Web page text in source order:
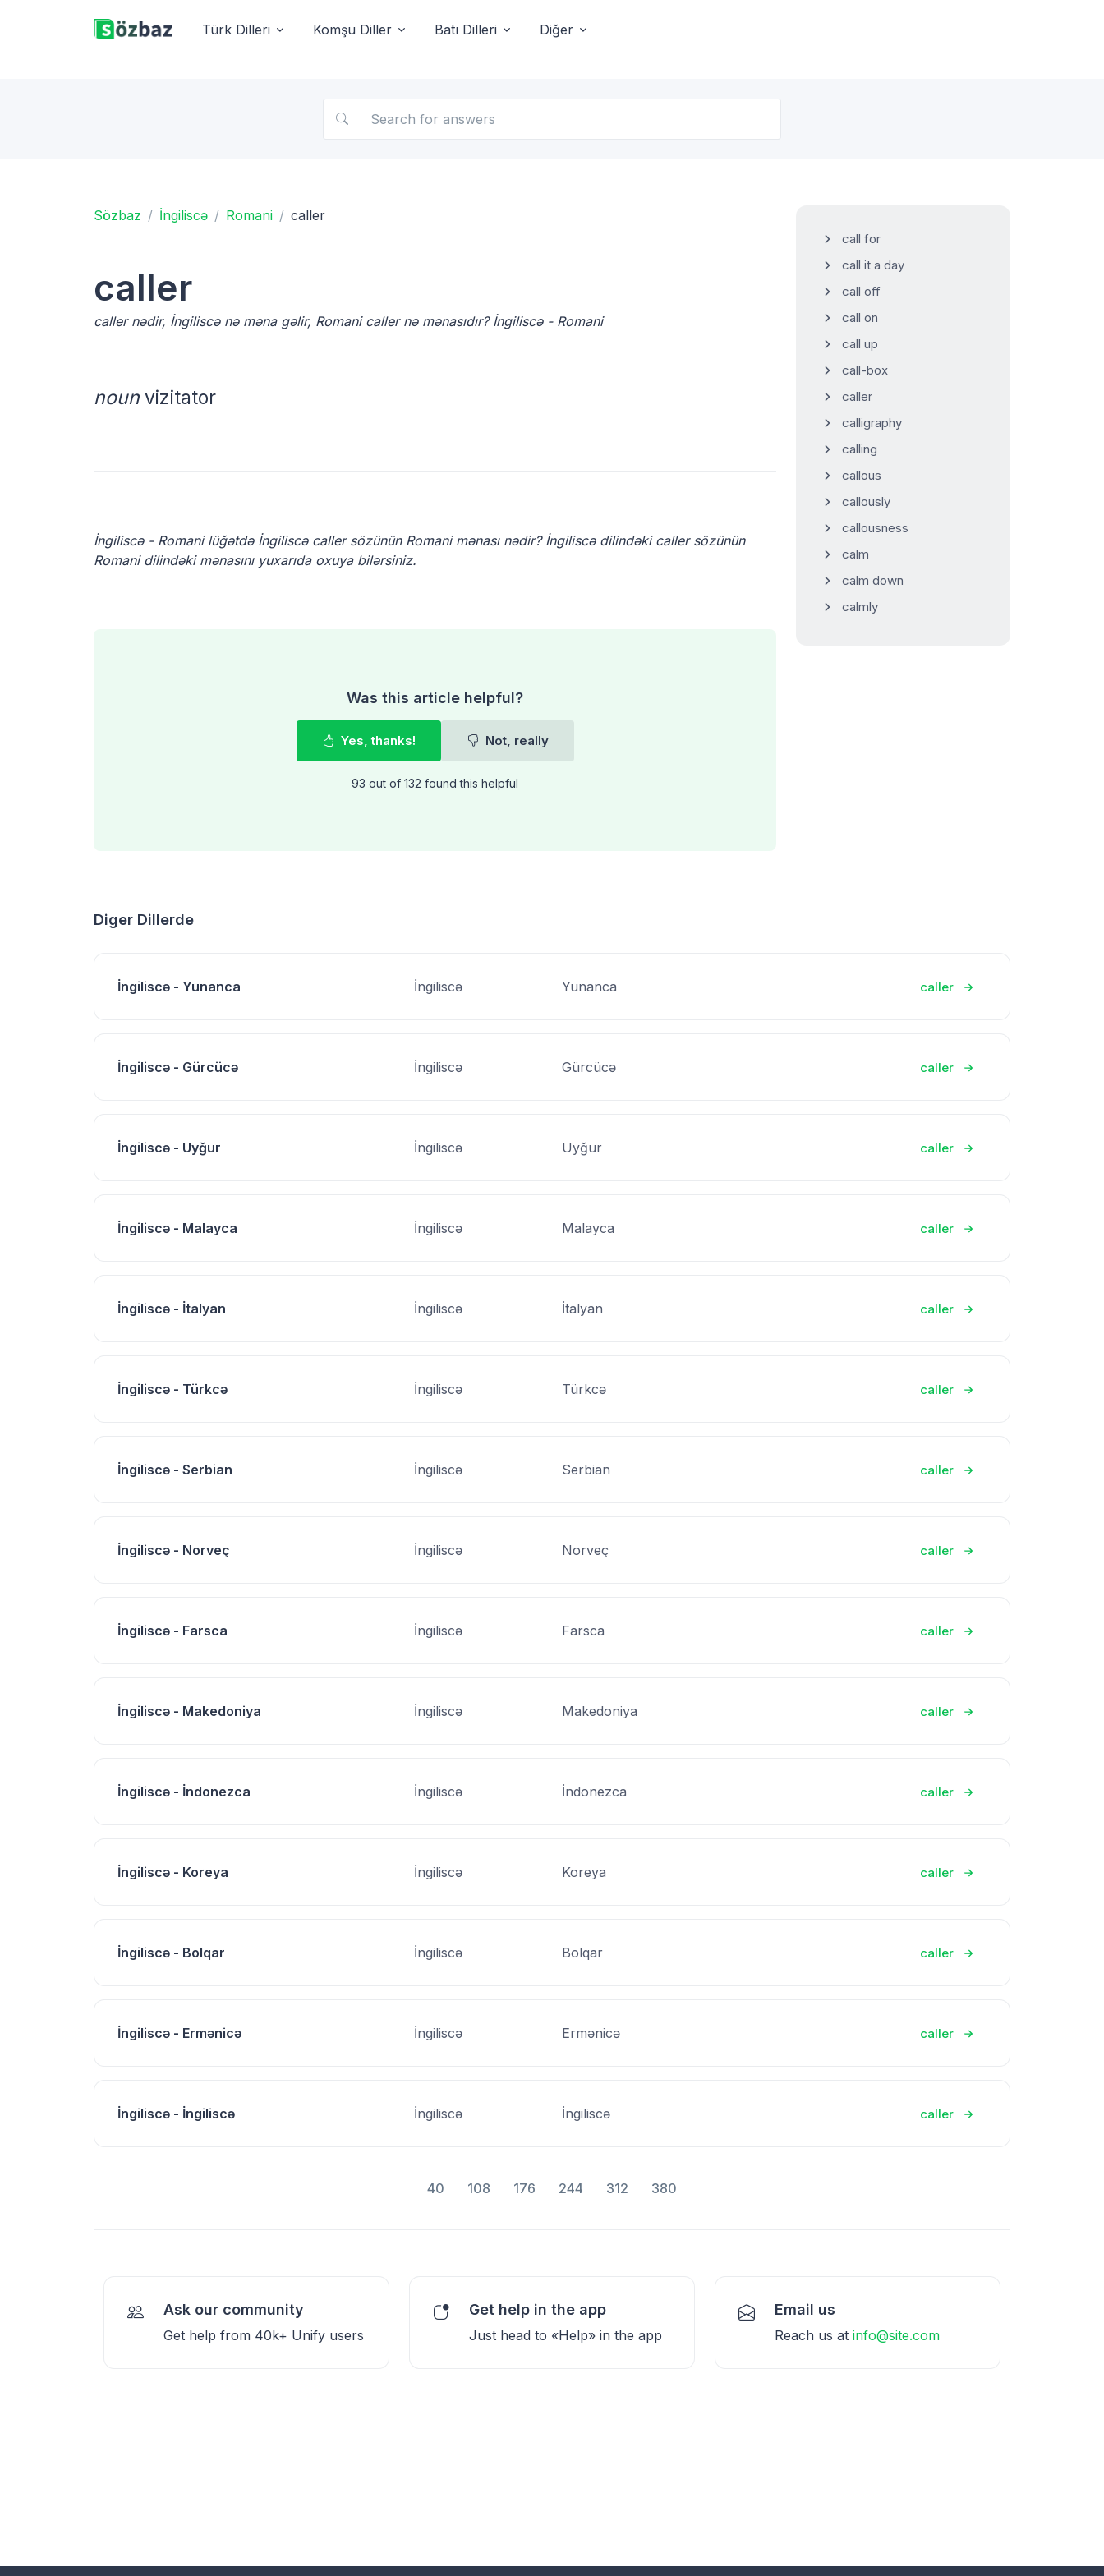
Türk Dilleri Komşu Diller Batı Dilleri Diğer
Sözbaz İngiliscə Romani caller
caller
caller nədir, İngiliscə nə məna gəlir, Romani caller nə mənasıdır? İngiliscə - Romani
noun vizitator
İngiliscə - Romani lüğətdə İngiliscə caller sözünün Romani mənası nədir? İngiliscə dilindəki caller sözünün
Romani dilindəki mənasını yuxarıda oxuya bilərsiniz.
Was this article helpful?
Yes, thanks! Not, really
93 out of 132 found this helpful
call for
call it a day
call off
call on
call up
call-box
caller
calligraphy
calling
callous
callously
callousness
calm
calm down
calmly
Diger Dillerde
İngiliscə - Yunanca İngiliscə Yunanca caller
İngiliscə - Gürcücə İngiliscə Gürcücə caller
İngiliscə - Uyğur İngiliscə Uyğur caller
İngiliscə - Malayca İngiliscə Malayca caller
İngiliscə - İtalyan İngiliscə İtalyan caller
İngiliscə - Türkcə İngiliscə Türkcə caller
İngiliscə - Serbian İngiliscə Serbian caller
İngiliscə - Norveç İngiliscə Norveç caller
İngiliscə - Farsca İngiliscə Farsca caller
İngiliscə - Makedoniya İngiliscə Makedoniya caller
İngiliscə - İndonezca İngiliscə İndonezca caller
İngiliscə - Koreya İngiliscə Koreya caller
İngiliscə - Bolqar İngiliscə Bolqar caller
İngiliscə - Ermənicə İngiliscə Ermənicə caller
İngiliscə - İngiliscə İngiliscə İngiliscə caller
40 108 176 244 312 380
Ask our community
Get help from 40k+ Unify users
Get help in the app
Just head to «Help» in the app
Email us
Reach us at info@site.com